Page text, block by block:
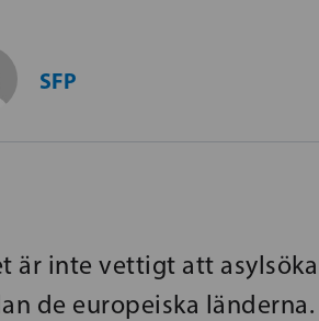
SFP
är inte vettigt att
de europeiska